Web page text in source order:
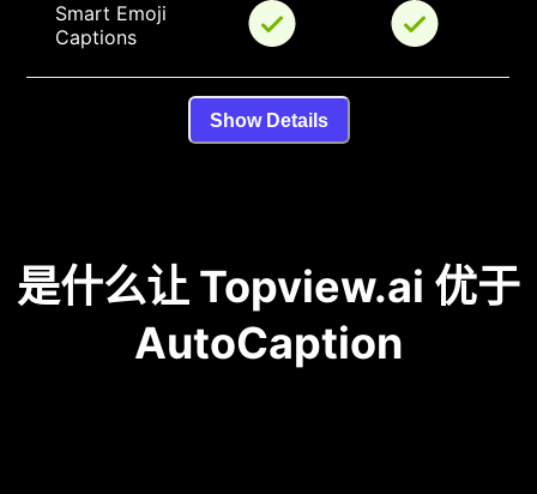
Smart Emoji
Captions
Show Details
是什么让 Topview.ai 优于
AutoCaption